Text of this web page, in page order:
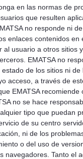
en las normas de
que resulten
no responde ni
enlaces contenidos en
al usuario a otros sitios
EMATSA no
de los sitios ni de
acceso, a través de
EMATSA recomiende
no se hace
tipo que puedan
de su centro
ni de los
o del uso de
navegadores. Tanto el